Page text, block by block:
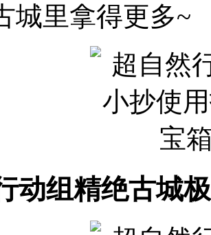
城里拿得更多~
动组精绝古城